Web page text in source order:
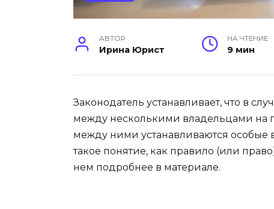
АВТОР
Ирина Юрист
НА ЧТЕНИЕ
9 мин
Законодатель устанавливает, что в
между несколькими владельцами на
между ними устанавливаются особые
такое понятие, как правило (или
нем подробнее в материале.